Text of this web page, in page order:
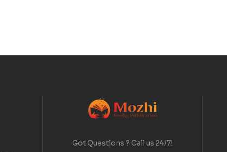
Got Questions ? Call us 24/7!